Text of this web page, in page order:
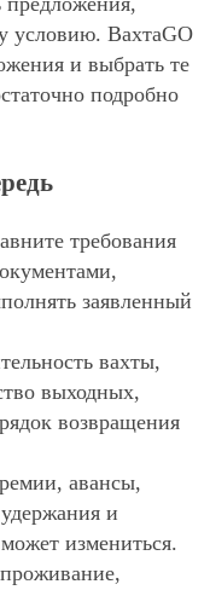
условию. ВахтаGO
и выбрать те
подробно
требования
заявленный
вахты,
выходных,
возвращения
авансы,
и
измениться.